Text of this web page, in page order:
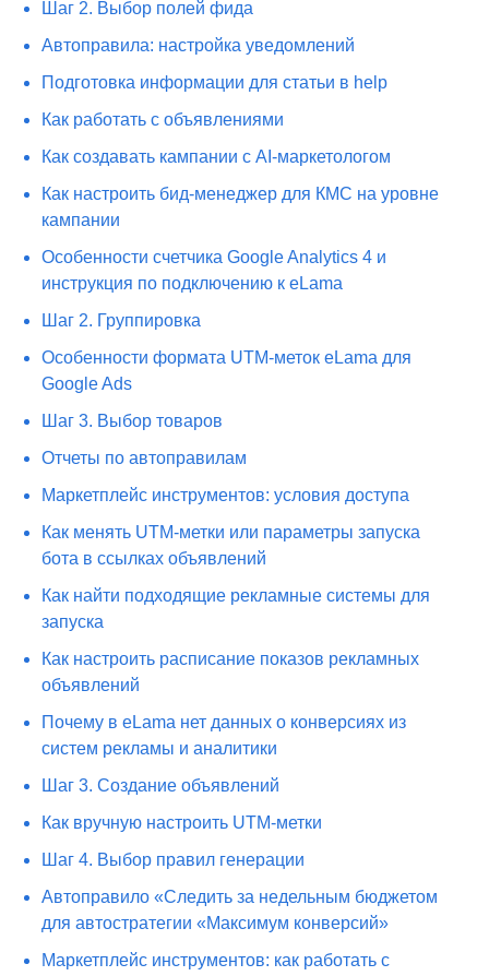
Шаг 2. Выбор полей фида
Автоправила: настройка уведомлений
Подготовка информации для статьи в help
Как работать с объявлениями
Как создавать кампании с AI-маркетологом
Как настроить бид-менеджер для КМС на уровне
кампании
Особенности счетчика Google Analytics 4 и
инструкция по подключению к eLama
Шаг 2. Группировка
Особенности формата UTM-меток eLama для
Google Ads
Шаг 3. Выбор товаров
Отчеты по автоправилам
Маркетплейс инструментов: условия доступа
Как менять UTM-метки или параметры запуска
бота в ссылках объявлений
Как найти подходящие рекламные системы для
запуска
Как настроить расписание показов рекламных
объявлений
Почему в eLama нет данных о конверсиях из
систем рекламы и аналитики
Шаг 3. Создание объявлений
Как вручную настроить UTM-метки
Шаг 4. Выбор правил генерации
Автоправило «Следить за недельным бюджетом
для автостратегии «Максимум конверсий»
Маркетплейс инструментов: как работать с